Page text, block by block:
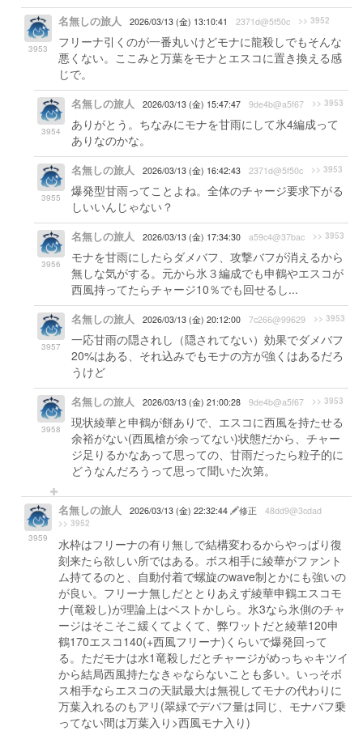
3953
名無しの旅人 2026/03/13 (金) 13:10:41 2371d@5f50c >> 3952
フリーナ引くのが一番丸いけどモナに龍殺しでもそんな
悪くない。ここみと万葉をモナとエスコに置き換える感
じで。
3954
名無しの旅人 2026/03/13 (金) 15:47:47 9de4b@a5f67 >> 3953
ありがとう。ちなみにモナを甘雨にして氷4編成って
ありなのかな。
3955
名無しの旅人 2026/03/13 (金) 16:42:43 2371d@5f50c >> 3953
爆発型甘雨ってことよね。全体のチャージ要求下がる
しいいんじゃない？
3956
名無しの旅人 2026/03/13 (金) 17:34:30 a59c4@37bac >> 3953
モナを甘雨にしたらダメバフ、攻撃バフが消えるから
無しな気がする。元から氷３編成でも申鶴やエスコが
西風持ってたらチャージ10％でも回せるし...
3957
名無しの旅人 2026/03/13 (金) 20:12:00 7c266@99629 >> 3953
一応甘雨の隠されし（隠されてない）効果でダメバフ
20%はある、それ込みでもモナの方が強くはあるだろ
うけど
3958
名無しの旅人 2026/03/13 (金) 21:00:28 9de4b@a5f67 >> 3953
現状綾華と申鶴が餅ありで、エスコに西風を持たせる
余裕がない(西風槍が余ってない)状態だから、チャー
ジ足りるかなあって思っての、甘雨だったら粒子的に
どうなんだろうって思って聞いた次第。
3959
名無しの旅人 2026/03/13 (金) 22:32:44 修正 48dd9@3cdad
>> 3952
水枠はフリーナの有り無しで結構変わるからやっぱり復
刻来たら欲しい所ではある。ボス相手に綾華がファント
ム持てるのと、自動付着で螺旋のwave制とかにも強いの
が良い。フリーナ無しだととりあえず綾華申鶴エスコモ
ナ(竜殺し)が理論上はベストかしら。氷3なら氷側のチャ
ージはそこそこ緩くてよくて、弊ワットだと綾華120申
鶴170エスコ140(+西風フリーナ)くらいで爆発回って
る。ただモナは水1竜殺しだとチャージがめっちゃキツイ
から結局西風持たなきゃならないことも多い。いっそボ
ス相手ならエスコの天賦最大は無視してモナの代わりに
万葉入れるのもアリ(翠緑でデバフ量は同じ、モナバフ乗
ってない間は万葉入り>西風モナ入り)